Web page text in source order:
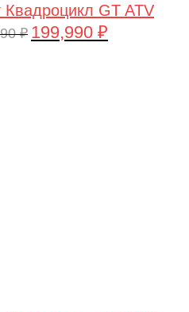
GT ATV
₽ Первоначальная
199,990 ₽